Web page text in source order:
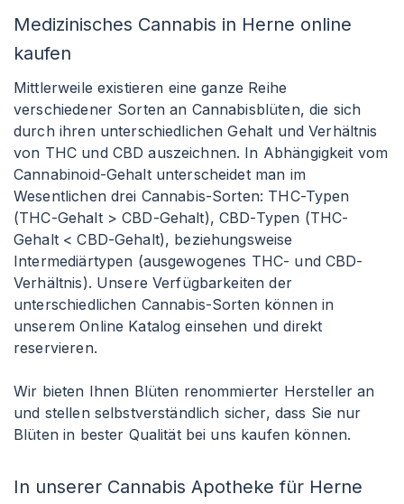
Medizinisches Cannabis in Herne online
kaufen
Mittlerweile existieren eine ganze Reihe
verschiedener Sorten an Cannabisblüten, die sich
durch ihren unterschiedlichen Gehalt und Verhältnis
von THC und CBD auszeichnen. In Abhängigkeit vom
Cannabinoid-Gehalt unterscheidet man im
Wesentlichen drei Cannabis-Sorten: THC-Typen
(THC-Gehalt > CBD-Gehalt), CBD-Typen (THC-
Gehalt < CBD-Gehalt), beziehungsweise
Intermediärtypen (ausgewogenes THC- und CBD-
Verhältnis). Unsere Verfügbarkeiten der
unterschiedlichen Cannabis-Sorten können in
unserem Online Katalog einsehen und direkt
reservieren.
Wir bieten Ihnen Blüten renommierter Hersteller an
und stellen selbstverständlich sicher, dass Sie nur
Blüten in bester Qualität bei uns kaufen können.
In unserer Cannabis Apotheke für Herne